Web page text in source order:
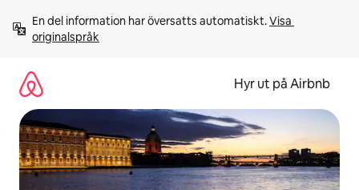
innehåll
En del information har översatts automatiskt. Visa
originalspråk
Hyr ut på Airbnb